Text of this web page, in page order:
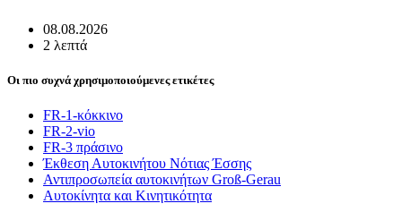
08.08.2026
2 λεπτά
Οι πιο συχνά χρησιμοποιούμενες ετικέτες
FR-1-κόκκινο
FR-2-vio
FR-3 πράσινο
Έκθεση Αυτοκινήτου Νότιας Έσσης
Αντιπροσωπεία αυτοκινήτων Groß-Gerau
Αυτοκίνητα και Κινητικότητα